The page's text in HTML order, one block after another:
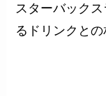
スターバック
るドリンクとの